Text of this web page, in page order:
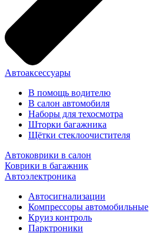
Автоаксессуары
В помощь водителю
В салон автомобиля
Наборы для техосмотра
Шторки багажника
Щётки стеклоочистителя
Автоковрики в салон
Коврики в багажник
Автоэлектроника
Автосигнализации
Компрессоры автомобильные
Круиз контроль
Парктроники